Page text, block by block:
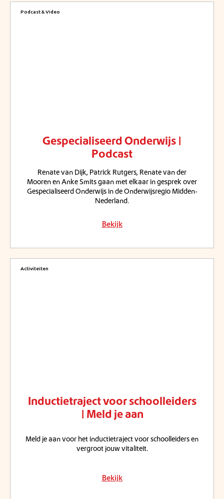
Podcast & Video
Gespecialiseerd Onderwijs |
Podcast
Renate van Dijk, Patrick Rutgers, Renate van der
Mooren en Anke Smits gaan met elkaar in gesprek over
Gespecialiseerd Onderwijs in de Onderwijsregio Midden-
Nederland.
Bekijk
Activiteiten
Inductietraject voor schoolleiders
| Meld je aan
Meld je aan voor het inductietraject voor schoolleiders en
vergroot jouw vitaliteit.
Bekijk